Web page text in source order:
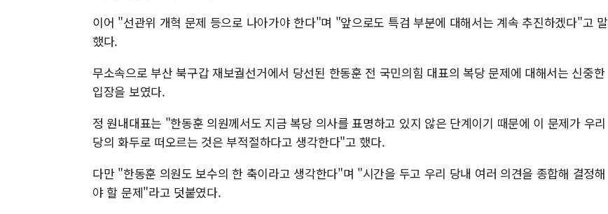
이어 "선관위 개혁 문제 등으로 나아가야 한다"며 "앞으로도 특검 부분에 대해서는 계속 추진하겠다"고 말
했다.
무소속으로 부산 북구갑 재보궐선거에서 당선된 한동훈 전 국민의힘 대표의 복당 문제에 대해서는 신중한
입장을 보였다.
정 원내대표는 "한동훈 의원께서도 지금 복당 의사를 표명하고 있지 않은 단계이기 때문에 이 문제가 우리
당의 화두로 떠오르는 것은 부적절하다고 생각한다"고 했다.
다만 "한동훈 의원도 보수의 한 축이라고 생각한다"며 "시간을 두고 우리 당내 여러 의견을 종합해 결정해
야 할 문제"라고 덧붙였다.